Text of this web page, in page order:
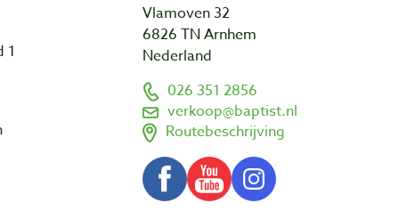
1
Vlamoven 32
6826 TN Arnhem
Nederland
026 351 2856
verkoop@baptist.nl
Routebeschrijving